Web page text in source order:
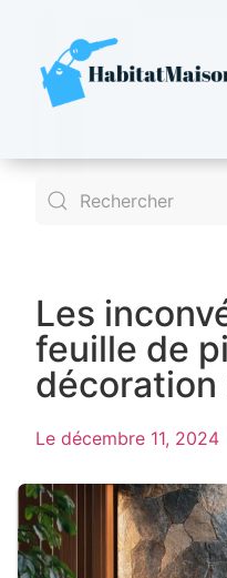
Les
feuille de
décoration
Le décembre 11, 2024